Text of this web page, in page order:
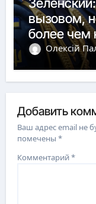
вызовом,
более чем
Олексій
Добавить
Ваш адрес email не
помечены*
Комментарий*